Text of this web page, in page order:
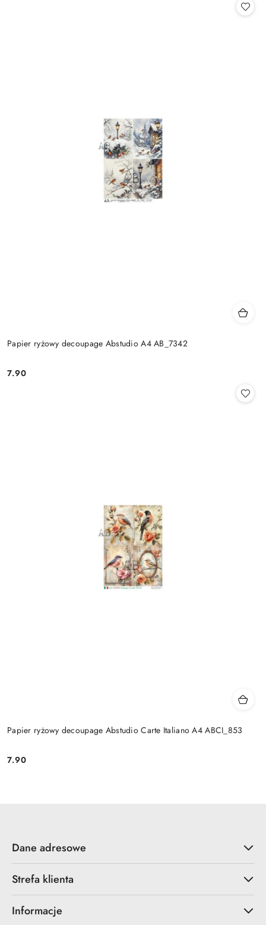
Papier ryżowy decoupage Abstudio A4 AB_7342
Cena:
7.90
Papier ryżowy decoupage Abstudio Carte Italiano A4 ABCI_853
Cena:
7.90
Dane adresowe
Strefa klienta
Informacje